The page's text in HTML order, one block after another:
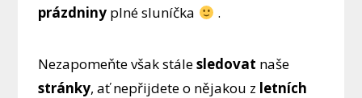
prázdniny plné sluníčka .
Nezapomeňte však stálesledovat naše
stránky, ať nepřijdete o nějakou z letních